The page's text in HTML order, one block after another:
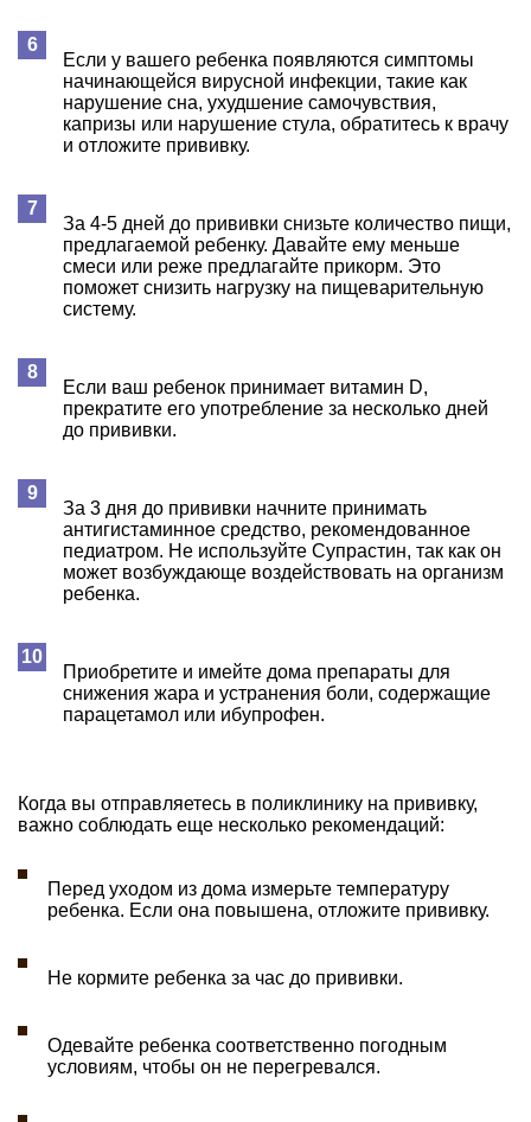
Если у вашего ребенка появляются симптомы
начинающейся вирусной инфекции, такие как
нарушение сна, ухудшение самочувствия,
капризы или нарушение стула, обратитесь к врачу
и отложите прививку.
За 4-5 дней до прививки снизьте количество пищи,
предлагаемой ребенку. Давайте ему меньше
смеси или реже предлагайте прикорм. Это
поможет снизить нагрузку на пищеварительную
систему.
Если ваш ребенок принимает витамин D,
прекратите его употребление за несколько дней
до прививки.
За 3 дня до прививки начните принимать
антигистаминное средство, рекомендованное
педиатром. Не используйте Супрастин, так как он
может возбуждающе воздействовать на организм
ребенка.
Приобретите и имейте дома препараты для
снижения жара и устранения боли, содержащие
парацетамол или ибупрофен.
Когда вы отправляетесь в поликлинику на прививку,
важно соблюдать еще несколько рекомендаций:
Перед уходом из дома измерьте температуру
ребенка. Если она повышена, отложите прививку.
Не кормите ребенка за час до прививки.
Одевайте ребенка соответственно погодным
условиям, чтобы он не перегревался.